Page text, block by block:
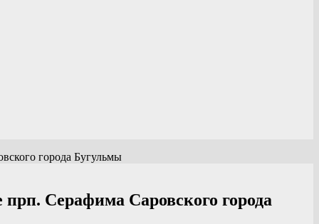
города Бугульмы
Серафима Саровского города